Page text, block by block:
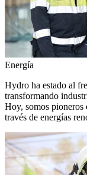
Energía
Hydro ha estado al
transformando
Hoy, somos pioneros
través de energías